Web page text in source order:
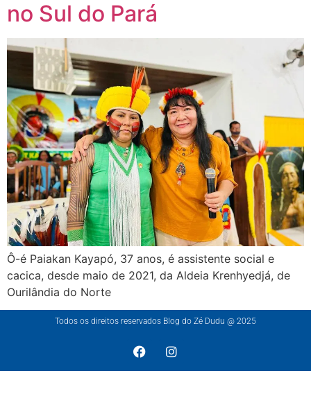
no Sul do Pará
Ô-é Paiakan Kayapó, 37 anos, é assistente social e
cacica, desde maio de 2021, da Aldeia Krenhyedjá, de
Ourilândia do Norte
Todos os direitos reservados Blog do Zé Dudu @ 2025